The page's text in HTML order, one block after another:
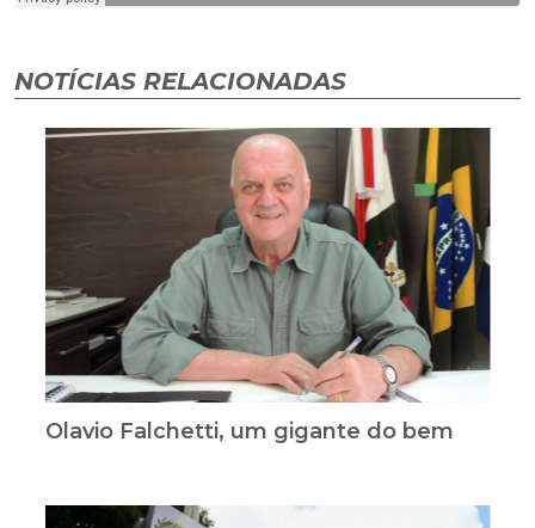
NOTÍCIAS RELACIONADAS
Olavio Falchetti, um gigante do bem